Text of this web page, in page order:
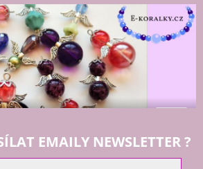
EMAILY NEWSLETTER ?